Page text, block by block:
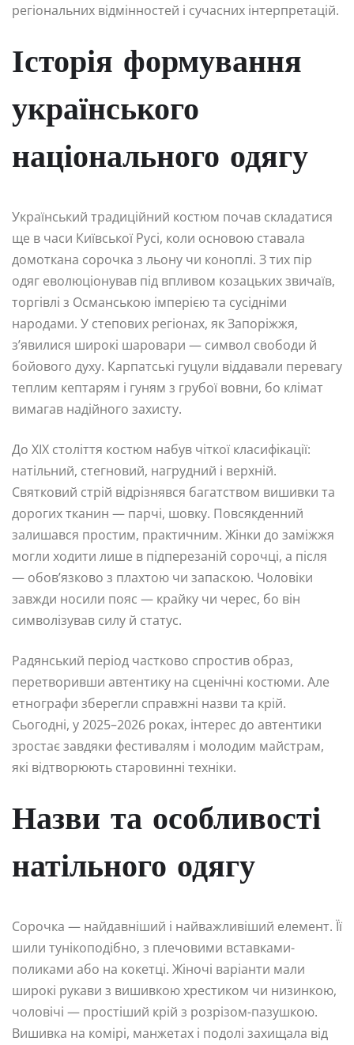
регіональних відмінностей і сучасних інтерпретацій.
Історія формування
українського
національного одягу
Український традиційний костюм почав складатися
ще в часи Київської Русі, коли основою ставала
домоткана сорочка з льону чи коноплі. З тих пір
одяг еволюціонував під впливом козацьких звичаїв,
торгівлі з Османською імперією та сусідніми
народами. У степових регіонах, як Запоріжжя,
з’явилися широкі шаровари — символ свободи й
бойового духу. Карпатські гуцули віддавали перевагу
теплим кептарям і гуням з грубої вовни, бо клімат
вимагав надійного захисту.
До XIX століття костюм набув чіткої класифікації:
натільний, стегновий, нагрудний і верхній.
Святковий стрій відрізнявся багатством вишивки та
дорогих тканин — парчі, шовку. Повсякденний
залишався простим, практичним. Жінки до заміжжя
могли ходити лише в підперезаній сорочці, а після
— обов’язково з плахтою чи запаскою. Чоловіки
завжди носили пояс — крайку чи черес, бо він
символізував силу й статус.
Радянський період частково спростив образ,
перетворивши автентику на сценічні костюми. Але
етнографи зберегли справжні назви та крій.
Сьогодні, у 2025–2026 роках, інтерес до автентики
зростає завдяки фестивалям і молодим майстрам,
які відтворюють старовинні техніки.
Назви та особливості
натільного одягу
Сорочка — найдавніший і найважливіший елемент. Її
шили тунікоподібно, з плечовими вставками-
поликами або на кокетці. Жіночі варіанти мали
широкі рукави з вишивкою хрестиком чи низинкою,
чоловічі — простіший крій з розрізом-пазушкою.
Вишивка на комірі, манжетах і подолі захищала від